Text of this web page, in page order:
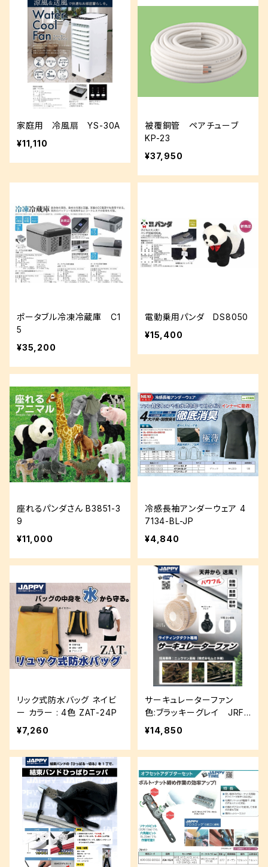
家庭用 冷風扇 YS-30A
¥11,110
被覆銅管 ペアチューブ
KP-23
¥37,950
ポータブル冷凍冷蔵庫 C1
5
¥35,200
電動乗用パンダ DS8050
¥15,400
座れるパンダさん B3851-3
9
¥11,000
冷感長袖アンダーウェア 4
7134-BL-JP
¥4,840
リック式防水バッグ ネイビ
ー カラー : 4色 ZAT-24P
¥7,260
サーキュレーターファン
色:ブラッキーグレイ JRF-
250BGY
¥14,850